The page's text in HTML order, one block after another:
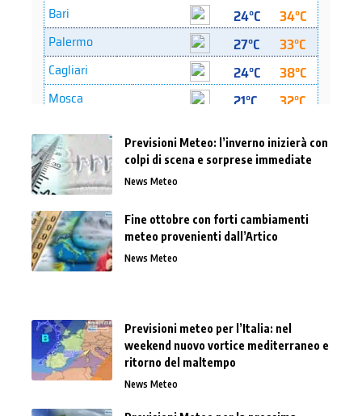
Previsioni Meteo: l’inverno inizierà con
colpi di scena e sorprese immediate
News Meteo
Fine ottobre con forti cambiamenti
meteo provenienti dall’Artico
News Meteo
Previsioni meteo per l’Italia: nel
weekend nuovo vortice mediterraneo e
ritorno del maltempo
News Meteo